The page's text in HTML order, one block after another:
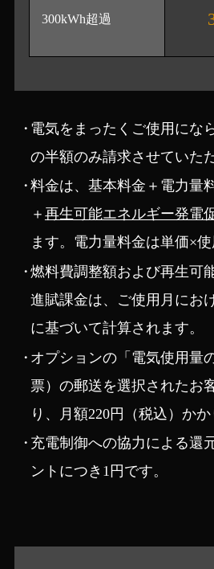
300kWh超過
電気をまったくご使用にな
の半額のみ請求させていた
料金は、基本料金＋電力量
＋ 再生可能エネルギー発電
ます。電力量料金は単価×使
燃料費調整額および再生可
進賦課金は、ご使用月にお
に基づいて計算されます。
オプションの「電気使用量
票）の郵送を選択されたお
り、月額220円（税込）かか
充電制御への協力による還
ントにつき1円です。